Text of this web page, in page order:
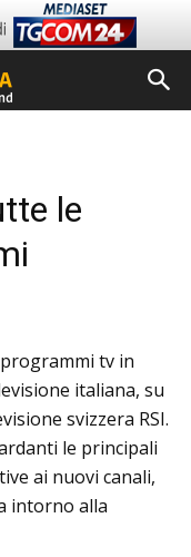
le
tv in
italiana, su
svizzera RSI.
le principali
ai nuovi canali,
intorno alla